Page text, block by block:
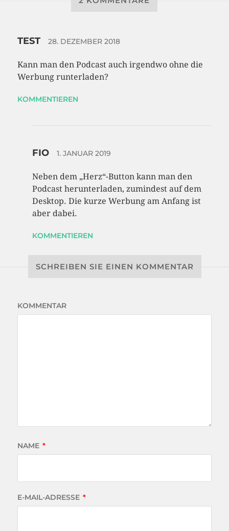
TEST 28. DEZEMBER 2018
Kann man den Podcast auch irgendwo ohne die
Werbung runterladen?
KOMMENTIEREN
FIO 1. JANUAR 2019
Neben dem „Herz“-Button kann man den
Podcast herunterladen, zumindest auf dem
Desktop. Die kurze Werbung am Anfang ist
aber dabei.
KOMMENTIEREN
SCHREIBEN SIE EINEN KOMMENTAR
KOMMENTAR
NAME *
E-MAIL-ADRESSE *